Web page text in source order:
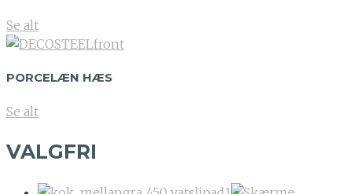
Se alt
PORCELÆN HÆS
Se alt
VALGFRI